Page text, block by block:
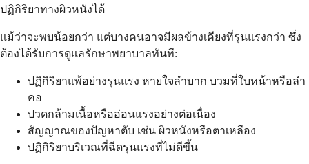
ปฏิกิริยาทางผิวหนังได้
แม้ว่าจะพบน้อยกว่า แต่บางคนอาจมีผลข้างเคียงที่รุนแรงกว่า ซึ่ง
ต้องได้รับการดูแลรักษาพยาบาลทันที:
ปฏิกิริยาแพ้อย่างรุนแรง หายใจลำบาก บวมที่ใบหน้าหรือลำ
คอ
ปวดกล้ามเนื้อหรืออ่อนแรงอย่างต่อเนื่อง
สัญญาณของปัญหาตับ เช่น ผิวหนังหรือตาเหลือง
ปฏิกิริยาบริเวณที่ฉีดรุนแรงที่ไม่ดีขึ้น